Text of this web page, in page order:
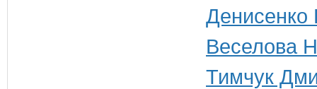
Денисенко
Веселова
Тимчук